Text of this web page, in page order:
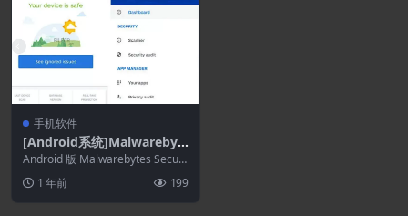
手机软件
[Android系统]Malwarebyt
es Mobile Security 5.15.0+
405
Android 版 Malwarebytes Securi
1 年前 199